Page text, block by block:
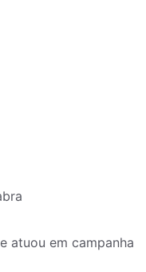
atuou em campanha